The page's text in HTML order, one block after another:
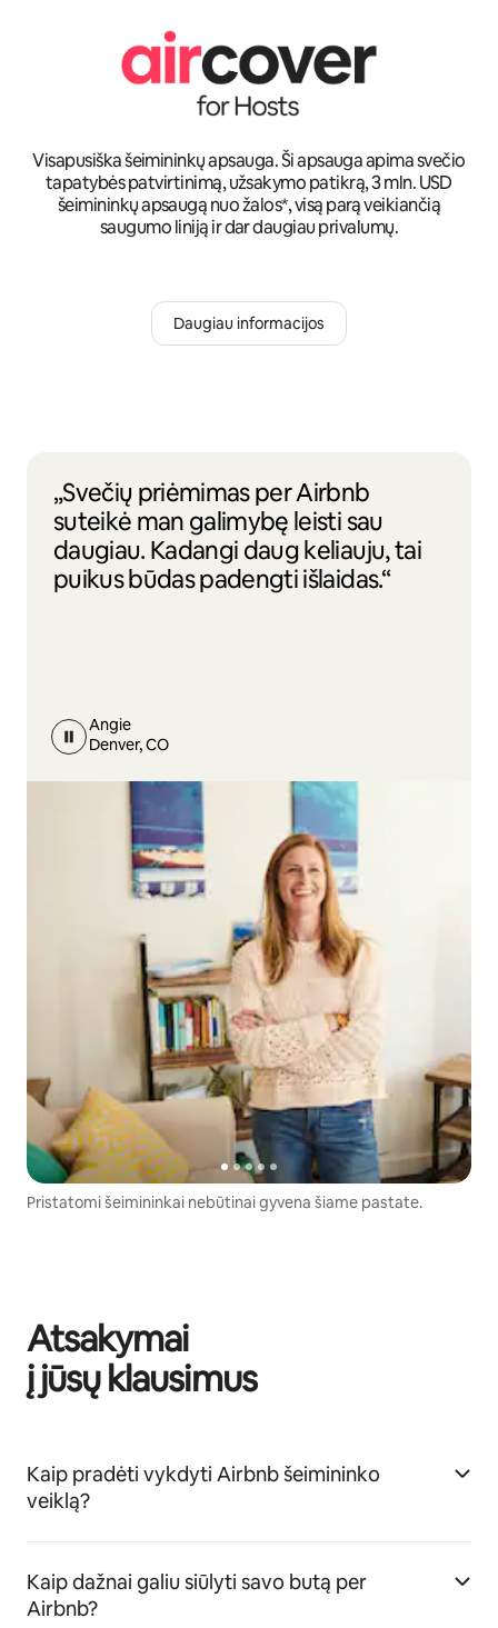
Visapusiška šeimininkų apsauga. Ši apsauga apima svečio
tapatybės patvirtinimą, užsakymo patikrą, 3 mln. USD
šeimininkų apsaugą nuo žalos*, visą parą veikiančią
saugumo liniją ir dar daugiau privalumų.
Daugiau informacijos
„Svečių priėmimas per Airbnb
suteikė man galimybę leisti sau
daugiau. Kadangi daug keliauju, tai
puikus būdas padengti išlaidas.“
Angie
Denver, CO
Pristatomi šeimininkai nebūtinai gyvena šiame pastate.
Atsakymai
į jūsų klausimus
Kaip pradėti vykdyti Airbnb šeimininko
veiklą?
Kaip dažnai galiu siūlyti savo butą per
Airbnb?